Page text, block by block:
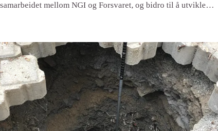
samarbeidet mellom NGI og Forsvaret, og bidro til å utvikle
risikovurdering.